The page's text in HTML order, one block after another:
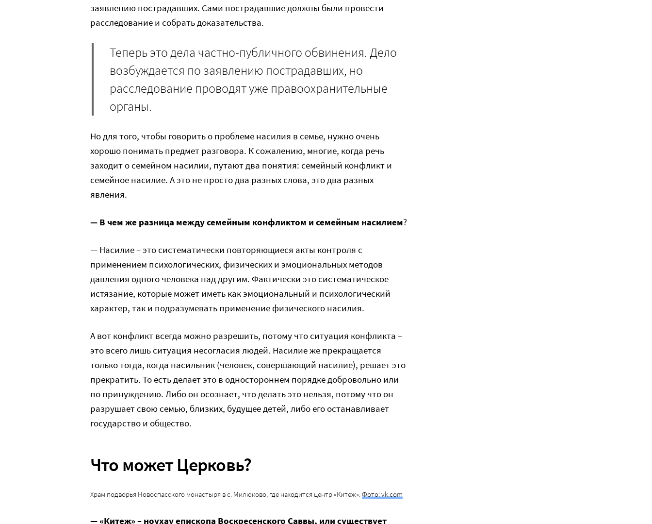
заявлению пострадавших. Сами пострадавшие должны были провести
расследование и собрать доказательства.
Теперь это дела частно-публичного обвинения. Дело
возбуждается по заявлению пострадавших, но
расследование проводят уже правоохранительные
органы.
Но для того, чтобы говорить о проблеме насилия в семье, нужно очень
хорошо понимать предмет разговора. К сожалению, многие, когда речь
заходит о семейном насилии, путают два понятия: семейный конфликт и
семейное насилие. А это не просто два разных слова, это два разных
явления.
— В чем же разница между семейным конфликтом и семейным насилием?
— Насилие – это систематически повторяющиеся акты контроля с
применением психологических, физических и эмоциональных методов
давления одного человека над другим. Фактически это систематическое
истязание, которые может иметь как эмоциональный и психологический
характер, так и подразумевать применение физического насилия.
А вот конфликт всегда можно разрешить, потому что ситуация конфликта –
это всего лишь ситуация несогласия людей. Насилие же прекращается
только тогда, когда насильник (человек, совершающий насилие), решает это
прекратить. То есть делает это в одностороннем порядке добровольно или
по принуждению. Либо он осознает, что делать это нельзя, потому что он
разрушает свою семью, близких, будущее детей, либо его останавливает
государство и общество.
Что может Церковь?
Храм подворья Новоспасского монастыря в с. Милюково, где находится центр «Китеж». Фото: vk.com
— «Китеж» – ноухау епископа Воскресенского Саввы, или существует